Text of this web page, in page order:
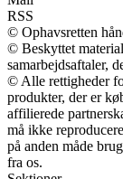
RSS
© Ophavsretten
© Beskyttet
samarbejdsaftaler,
© Alle rettigheder
produkter, der er
affilierede
må ikke
på anden måde
fra os.